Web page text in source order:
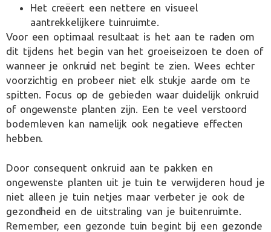
Het creëert een nettere en visueel
aantrekkelijkere tuinruimte.
Voor een optimaal resultaat is het aan te raden om
dit tijdens het begin van het groeiseizoen te doen of
wanneer je onkruid net begint te zien. Wees echter
voorzichtig en probeer niet elk stukje aarde om te
spitten. Focus op de gebieden waar duidelijk onkruid
of ongewenste planten zijn. Een te veel verstoord
bodemleven kan namelijk ook negatieve effecten
hebben.
Door consequent onkruid aan te pakken en
ongewenste planten uit je tuin te verwijderen houd je
niet alleen je tuin netjes maar verbeter je ook de
gezondheid en de uitstraling van je buitenruimte.
Remember, een gezonde tuin begint bij een gezonde